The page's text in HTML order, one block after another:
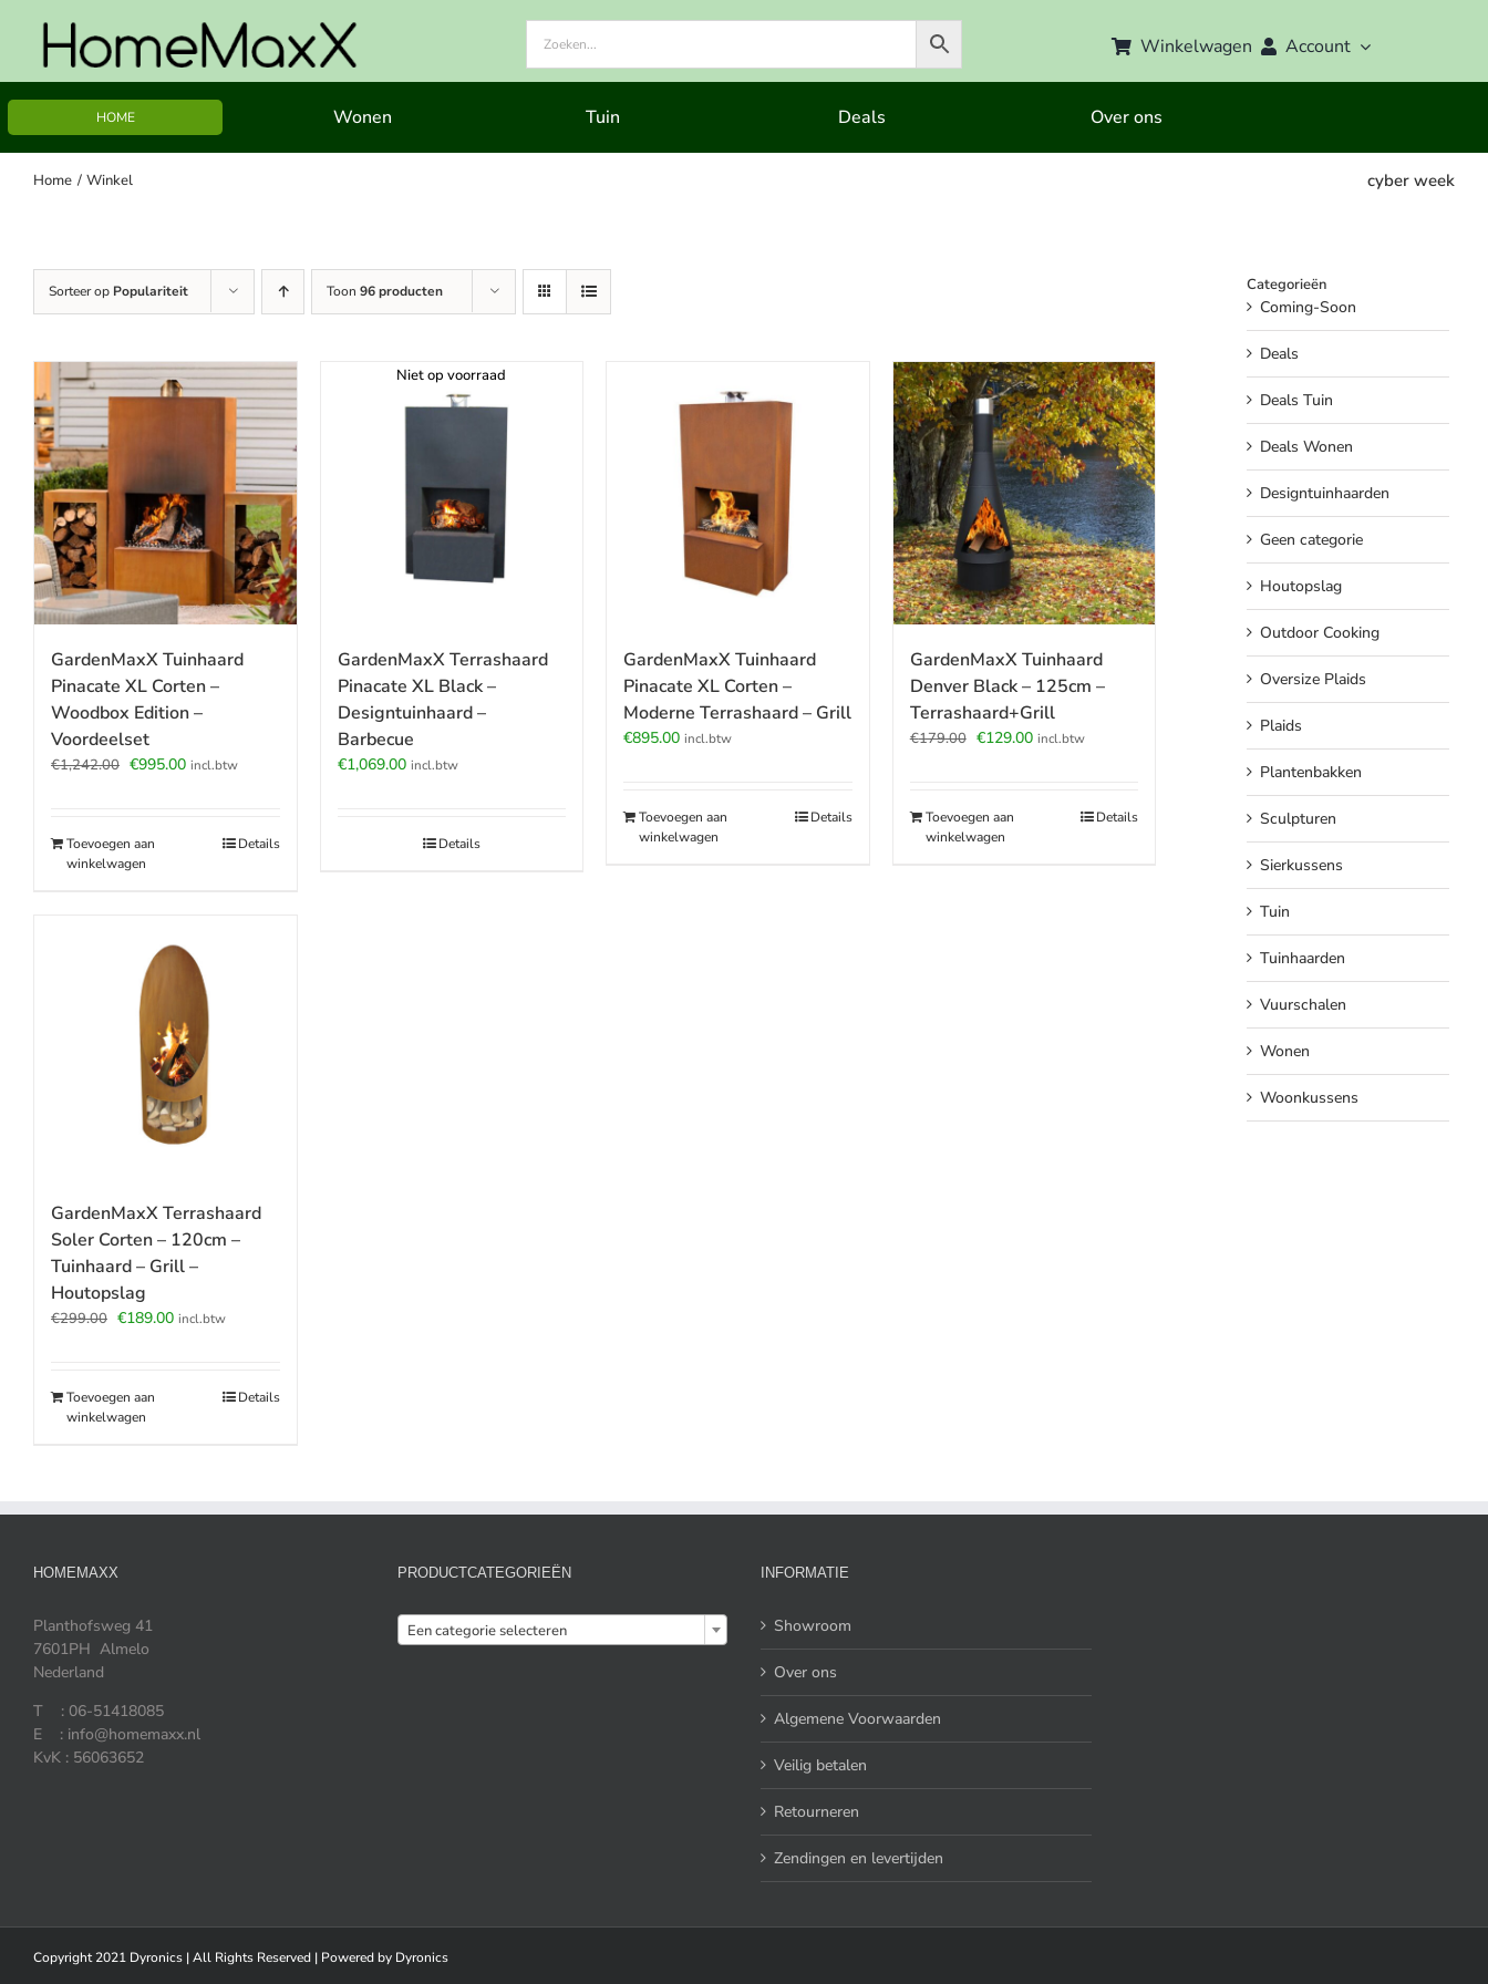
Winkelwagen Account
HOME Wonen Tuin Deals Over ons
cyber week
Home Winkel
Sorteer op Populariteit Toon 96 producten
GardenMaxX Tuinhaard
Pinacate XL Corten –
Woodbox Edition –
Voordeelset
€1,242.00 Oorspronkelijke
€995.00Huidige
€995.00.
incl.btw
Toevoegen aan
winkelwagen
Details
Niet op voorraad
GardenMaxX Terrashaard
Pinacate XL Black –
Designtuinhaard –
Barbecue
€1,069.00 incl.btw
Details
GardenMaxX Tuinhaard
Pinacate XL Corten –
Moderne Terrashaard – Grill
€895.00 incl.btw
Toevoegen aan
winkelwagen
Details
GardenMaxX Tuinhaard
Denver Black – 125cm –
Terrashaard+Grill
€179.00 Oorspronkelijke
€129.00Huidige
€129.00.
incl.btw
Toevoegen aan
winkelwagen
Details
GardenMaxX Terrashaard
Soler Corten – 120cm –
Tuinhaard – Grill –
Houtopslag
€299.00 Oorspronkelijke
€189.00Huidige
€189.00.
incl.btw
Toevoegen aan
winkelwagen
Details
Categorieën
Coming-Soon
Deals
Deals Tuin
Deals Wonen
Designtuinhaarden
Geen categorie
Houtopslag
Outdoor Cooking
Oversize Plaids
Plaids
Plantenbakken
Sculpturen
Sierkussens
Tuin
Tuinhaarden
Vuurschalen
Wonen
Woonkussens
HOMEMAXX
Planthofsweg 41
7601PH Almelo
Nederland
T : 06-51418085
E : info@homemaxx.nl
KvK : 56063652
PRODUCTCATEGORIEËN
Een categorie selecteren
INFORMATIE
Showroom
Over ons
Algemene Voorwaarden
Veilig betalen
Retourneren
Zendingen en levertijden
Copyright 2021 Dyronics | All Rights Reserved | Powered by Dyronics